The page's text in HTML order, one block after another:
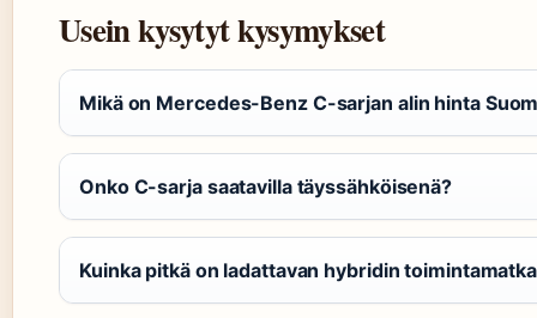
Usein kysytyt kysymykset
Mikä on Mercedes-Benz C-sarjan alin hinta
Onko C-sarja saatavilla täyssähköisenä?
Kuinka pitkä on ladattavan hybridin